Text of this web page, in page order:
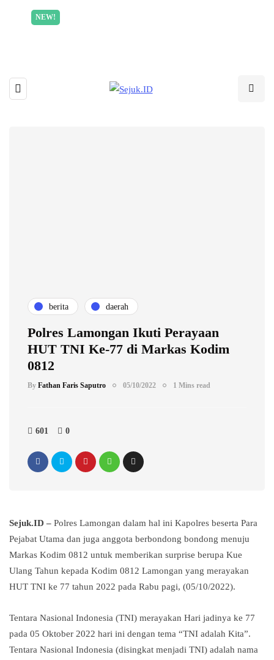
NEW!
berita daerah
Polres Lamongan Ikuti Perayaan
HUT TNI Ke-77 di Markas Kodim
0812
By Fathan Faris Saputro 05/10/2022 1 Mins read
601 0
Sejuk.ID – Polres Lamongan dalam hal ini Kapolres beserta Para
Pejabat Utama dan juga anggota berbondong bondong menuju
Markas Kodim 0812 untuk memberikan surprise berupa Kue
Ulang Tahun kepada Kodim 0812 Lamongan yang merayakan
HUT TNI ke 77 tahun 2022 pada Rabu pagi, (05/10/2022).
Tentara Nasional Indonesia (TNI) merayakan Hari jadinya ke 77
pada 05 Oktober 2022 hari ini dengan tema “TNI adalah Kita”.
Tentara Nasional Indonesia (disingkat menjadi TNI) adalah nama